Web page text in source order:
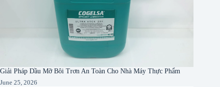
Giải Pháp Dầu Mỡ Bôi Trơn An Toàn Cho Nhà Máy Thực Phẩm
June 25, 2026